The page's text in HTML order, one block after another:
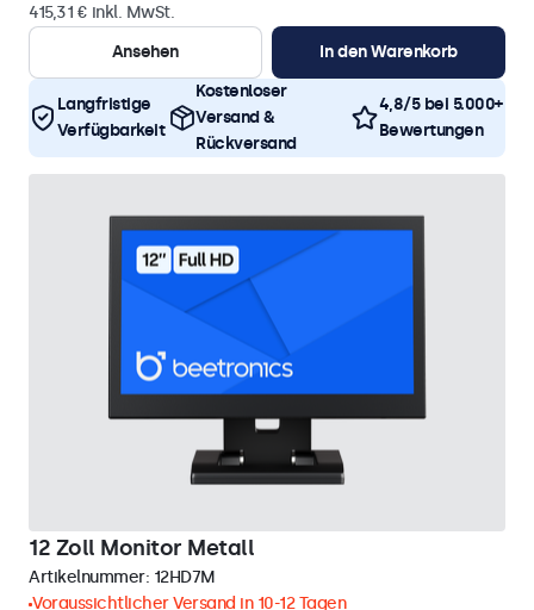
415,31 € inkl. MwSt.
Ansehen
In den Warenkorb
Langfristige
Verfügbarkeit
Kostenloser
Versand &
Rückversand
4,8/5 bei 5.000+
Bewertungen
12 Zoll Monitor Metall
Artikelnummer: 12HD7M
Voraussichtlicher Versand in 10-12 Tagen